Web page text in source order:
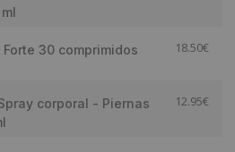
30 comprimidos 18.50€
corporal - Piernas
12.95€